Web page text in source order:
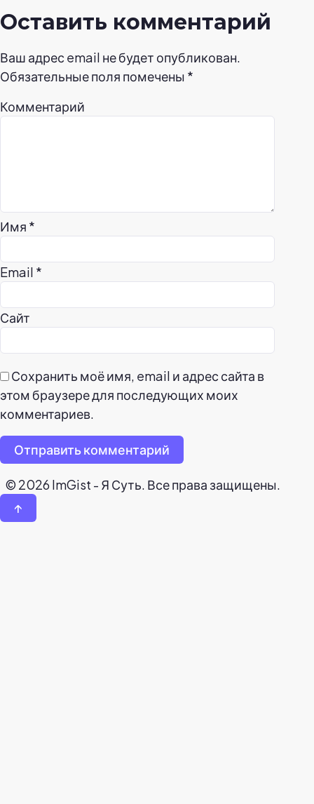
Оставить комментарий
Ваш адрес email не будет опубликован.
Обязательные поля помечены *
Комментарий
Имя *
Email *
Сайт
Сохранить моё имя, email и адрес сайта в
этом браузере для последующих моих
комментариев.
Отправить комментарий
© 2026 ImGist - Я Суть. Все права защищены.
↑